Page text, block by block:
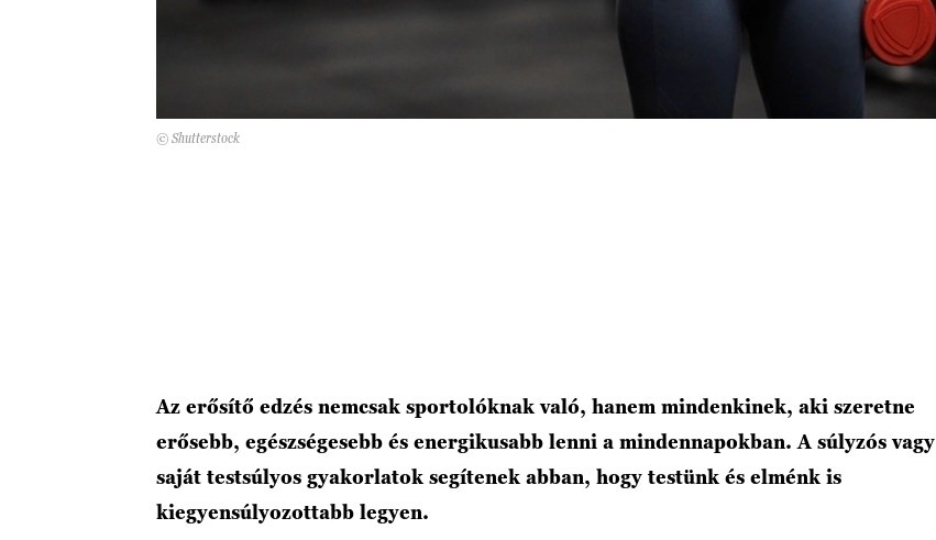
© Shutterstock
Az erősítő edzés nemcsak sportolóknak való, hanem mindenkinek, aki szeretne
erősebb, egészségesebb és energikusabb lenni a mindennapokban. A súlyzós vagy
saját testsúlyos gyakorlatok segítenek abban, hogy testünk és elménk is
kiegyensúlyozottabb legyen.